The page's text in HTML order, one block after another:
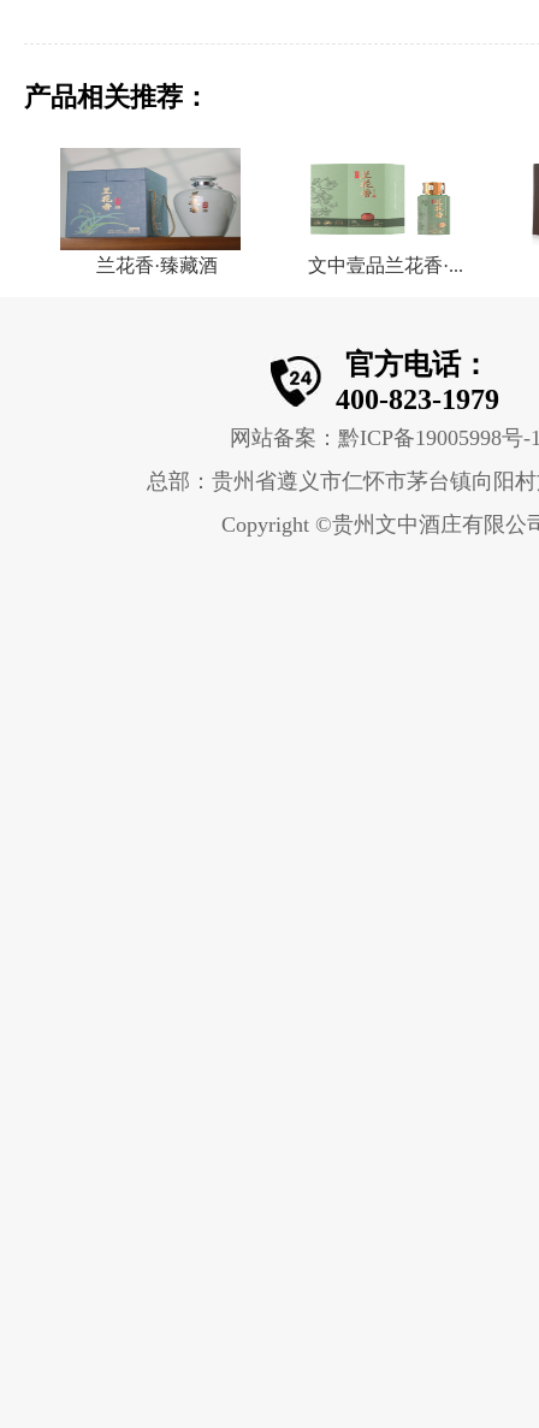
产品相关推荐：
兰花香·臻藏酒 文中壹品兰花香·...
官方电话：
400-823-1979
网站备案：黔ICP备19005998号-
总部：贵州省遵义市仁怀市茅台镇向阳
Copyright ©贵州文中酒庄有限公